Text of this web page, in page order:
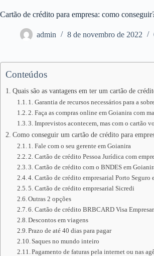
Cartão de crédito para empresa: como
admin 8 de novembro de 2022
Conteúdos
Quais são as vantagens em ter um cartão de
1. Garantia de recursos necessários para a
2. Faça as compras online em Goianira com
3. Imprevistos acontecem, mas com o cartão
Como conseguir um cartão de crédito para
1. Fale com o seu gerente em Goianira
2. Cartão de crédito Pessoa Jurídica com
3. Cartão de crédito com o BNDES em
4. Cartão de crédito empresarial Porto Seguro
5. Cartão de crédito empresarial Sicredi
Outras 2 opções
6. Cartão de crédito BRBCARD Visa
Descontos em viagens
Prazo de até 40 dias para pagar
Saques no mundo inteiro
Pagamento de faturas pela internet ou nas